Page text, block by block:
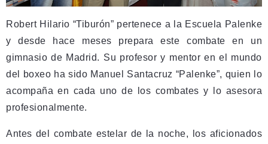
Robert Hilario “Tiburón” pertenece a la Escuela Palenke
y desde hace meses prepara este combate en un
gimnasio de Madrid. Su profesor y mentor en el mundo
del boxeo ha sido Manuel Santacruz “Palenke”, quien lo
acompaña en cada uno de los combates y lo asesora
profesionalmente.
Antes del combate estelar de la noche, los aficionados